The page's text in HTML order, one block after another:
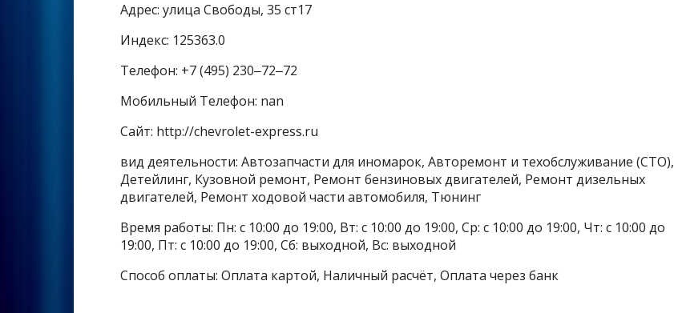
Адрес: улица Свободы, 35 ст17
Индекс: 125363.0
Телефон: +7 (495) 230‒72‒72
Мобильный Телефон: nan
Сайт: http://chevrolet-express.ru
вид деятельности: Автозапчасти для иномарок, Авторемонт и техобслуживание (СТО),
Детейлинг, Кузовной ремонт, Ремонт бензиновых двигателей, Ремонт дизельных
двигателей, Ремонт ходовой части автомобиля, Тюнинг
Время работы: Пн: с 10:00 до 19:00, Вт: с 10:00 до 19:00, Ср: с 10:00 до 19:00, Чт: с 10:00 до
19:00, Пт: с 10:00 до 19:00, Сб: выходной, Вс: выходной
Способ оплаты: Оплата картой, Наличный расчёт, Оплата через банк